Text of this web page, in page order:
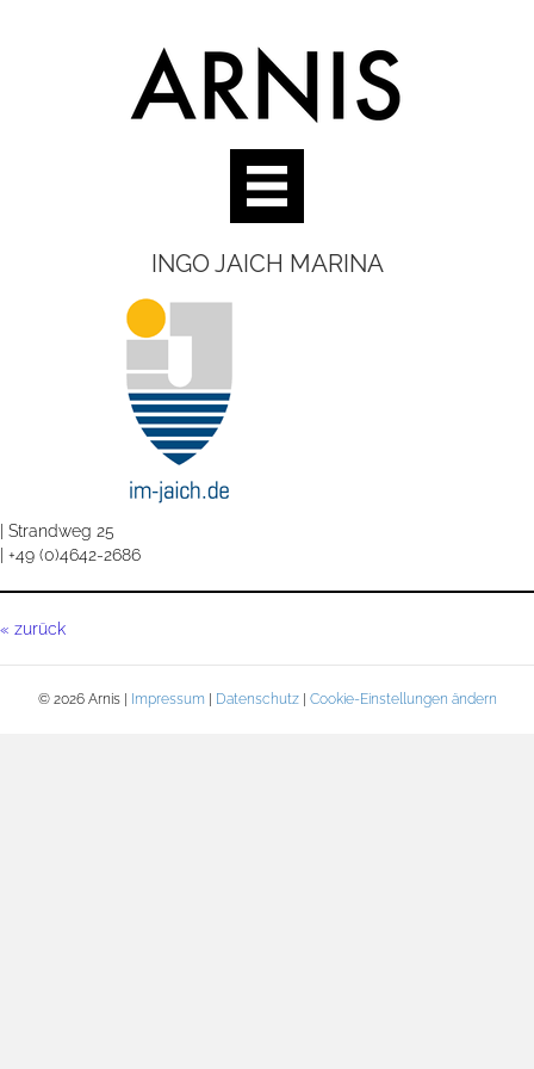
INGO JAICH MARINA
| Strandweg 25
| +49 (0)4642-2686
« zurück
© 2026 Arnis | Impressum| Datenschutz| Cookie-Einstellungen ändern